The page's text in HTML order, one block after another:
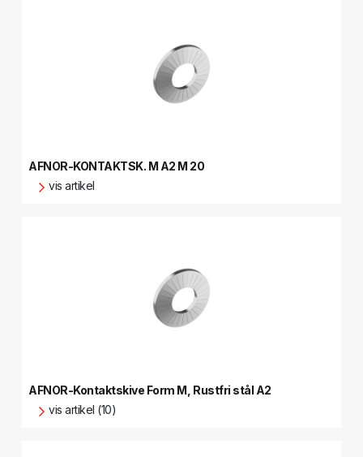
AFNOR-KONTAKTSK. M A2 M 20
vis artikel
AFNOR-Kontaktskive Form M, Rustfri stål A2
vis artikel (10)